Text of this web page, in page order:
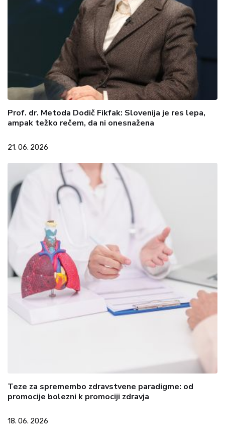
Prof. dr. Metoda Dodič Fikfak: Slovenija je res lepa,
ampak težko rečem, da ni onesnažena
21. 06. 2026
Teze za spremembo zdravstvene paradigme: od
promocije bolezni k promociji zdravja
18. 06. 2026